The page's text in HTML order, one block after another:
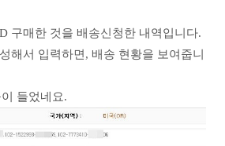
구매한 것을 배송신청한 내역입니다.
해서 입력하면, 배송 현황을 보여줍니
들었네요.